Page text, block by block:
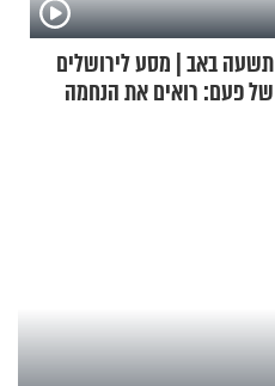
תשעה באב | מסע לירושלים
של פעם: רואים את הנחמה